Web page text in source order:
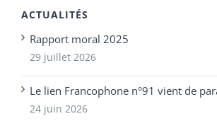
ACTUALITÉS
Rapport moral 2025
29 juillet 2026
Le lien Francophone n°91 vient de
24 juin 2026